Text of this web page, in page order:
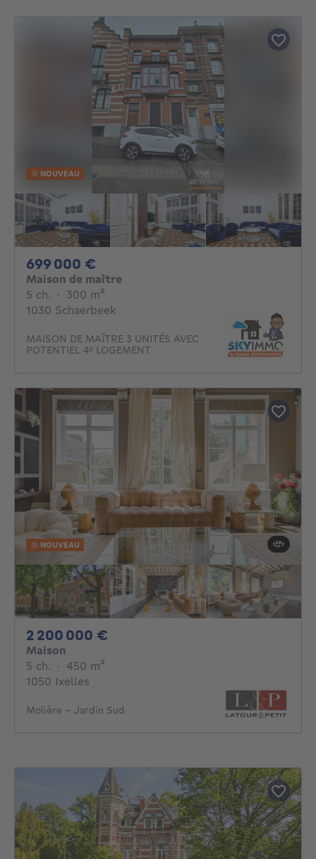
NOUVEAU
699 000 €
Maison de maître
5 ch. 5 chambres
· 300 m²
1030 Schaerbeek
MAISON DE MAÎTRE 3 UNITÉS AVEC
POTENTIEL 4ᵉ LOGEMENT
NOUVEAU
2 200 000 €
Maison
5 ch. 5 chambres
· 450 m²
1050 Ixelles
Molière - Jardin Sud